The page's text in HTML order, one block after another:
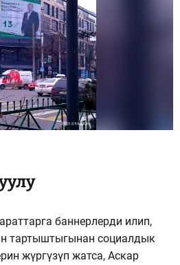
баннерлерди илип,
тартыштыгынан социалдык
жүргүзүп жатса, Аскар